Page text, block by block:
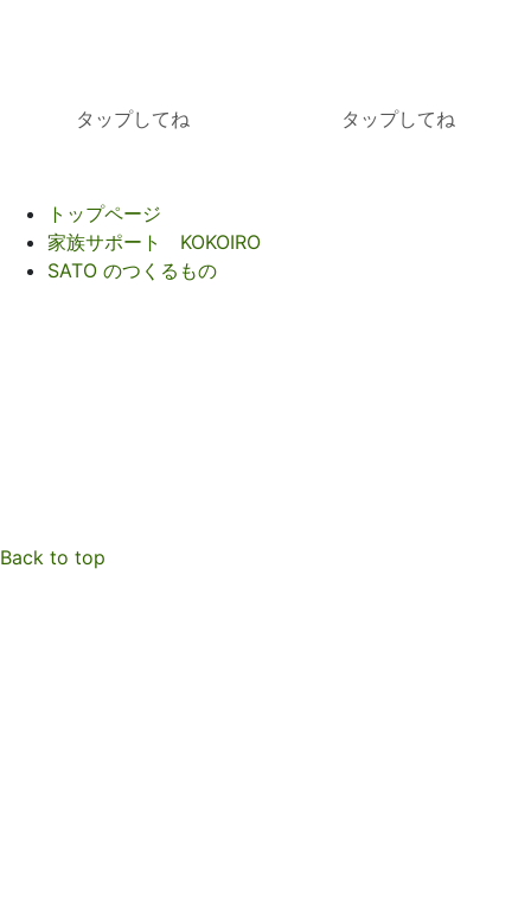
タップしてね タップしてね
トップページ
家族サポート KOKOIRO
SATO のつくるもの
Back to top